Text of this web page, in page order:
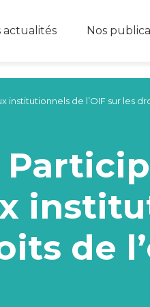
actualités Nos
de l’OIF sur les
de